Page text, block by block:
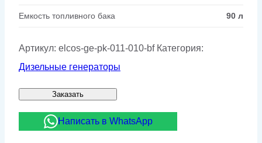
Емкость топливного бака 90 л
Артикул: elcos-ge-pk-011-010-bf Категория:
Дизельные генераторы
Заказать
Написать в WhatsApp